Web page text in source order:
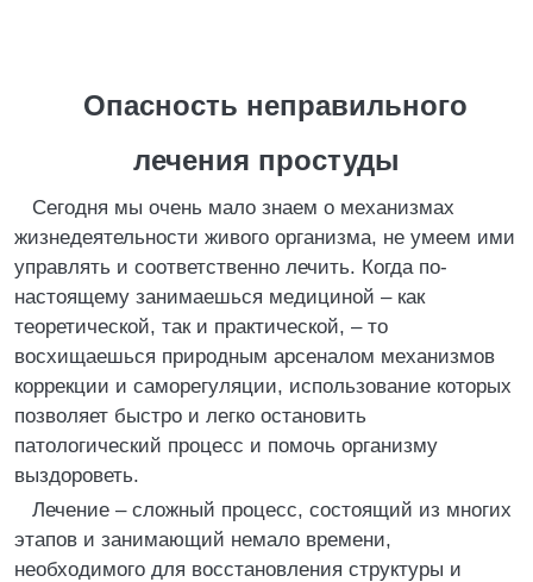
Опасность неправильного
лечения простуды
Сегодня мы очень мало знаем о механизмах
жизнедеятельности живого организма, не умеем ими
управлять и соответственно лечить. Когда по-
настоящему занимаешься медициной – как
теоретической, так и практической, – то
восхищаешься природным арсеналом механизмов
коррекции и саморегуляции, использование которых
позволяет быстро и легко остановить
патологический процесс и помочь организму
выздороветь.
Лечение – сложный процесс, состоящий из многих
этапов и занимающий немало времени,
необходимого для восстановления структуры и